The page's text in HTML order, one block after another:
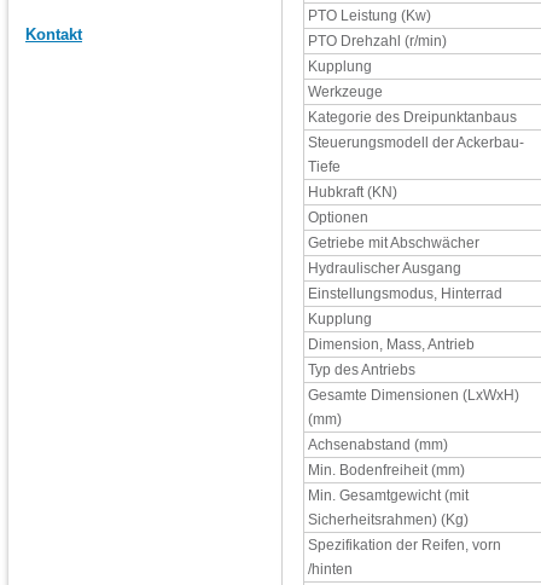
PTO Leistung (Kw)
PTO Drehzahl (r/min)
Kupplung
Werkzeuge
Kategorie des Dreipunktanbaus
Steuerungsmodell der Ackerbau-
Tiefe
Hubkraft (KN)
Optionen
Getriebe mit Abschwächer
Hydraulischer Ausgang
Einstellungsmodus, Hinterrad
Kupplung
Dimension, Mass, Antrieb
Typ des Antriebs
Gesamte Dimensionen (LxWxH)
(mm)
Achsenabstand (mm)
Min. Bodenfreiheit (mm)
Min. Gesamtgewicht (mit
Sicherheitsrahmen) (Kg)
Spezifikation der Reifen, vorn
/hinten
Kontakt